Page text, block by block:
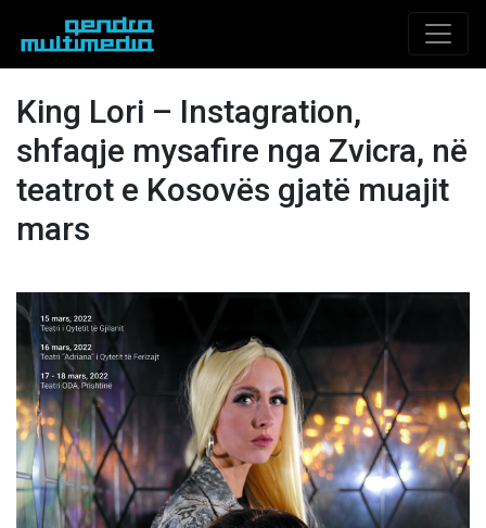
King Lori – Instagration,
shfaqje mysafire nga Zvicra, në
teatrot e Kosovës gjatë muajit
mars